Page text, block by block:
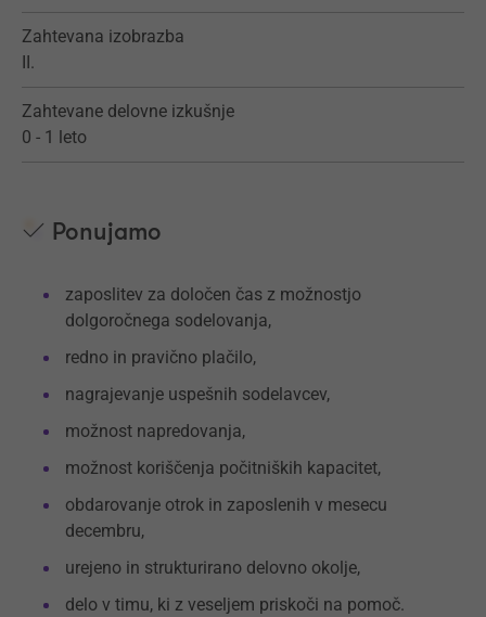
Zahtevana izobrazba
II.
Zahtevane delovne izkušnje
0 - 1 leto
Ponujamo
zaposlitev za določen čas z možnostjo
dolgoročnega sodelovanja,
redno in pravično plačilo,
nagrajevanje uspešnih sodelavcev,
možnost napredovanja,
možnost koriščenja počitniških kapacitet,
obdarovanje otrok in zaposlenih v mesecu
decembru,
urejeno in strukturirano delovno okolje,
delo v timu, ki z veseljem priskoči na pomoč.